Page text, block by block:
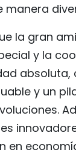
manera
la gran
y la
absoluta,
y un
en